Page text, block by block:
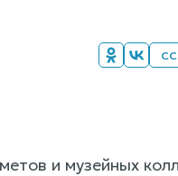
и музейных